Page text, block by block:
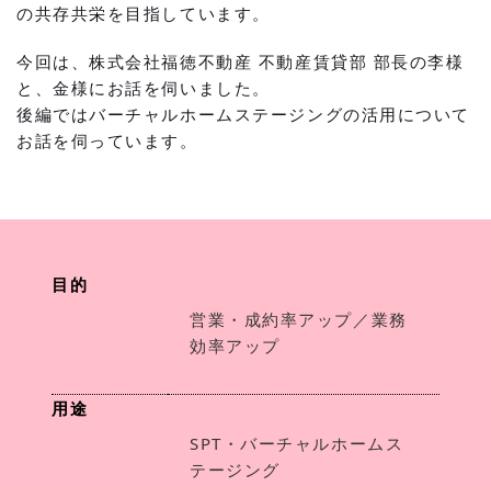
の共存共栄を目指しています。
今回は、株式会社福徳不動産 不動産賃貸部 部長の李様
と、金様にお話を伺いました。
後編ではバーチャルホームステージングの活用について
お話を伺っています。
目的
営業・成約率アップ／業務
効率アップ
用途
SPT・バーチャルホームス
テージング